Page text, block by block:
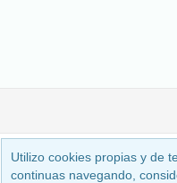
Utilizo cookies propias y de
continuas navegando,